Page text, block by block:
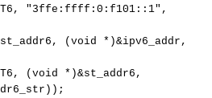
"3ffe:ffff:0:f101::1",
(void *)&ipv6_addr,
(void *)&st_addr6,